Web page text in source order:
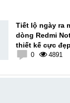
Tiết lộ ngày ra
dòng Redmi
thiết kế cực
khung viền
0 4891